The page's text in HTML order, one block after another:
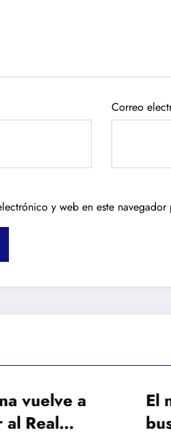
Correo
y web en este
El nuevo
busca